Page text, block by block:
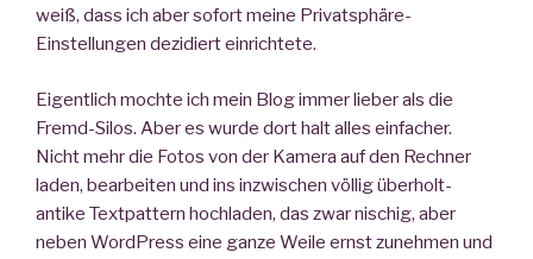
weiß, dass ich aber sofort meine Privatsphäre-
Einstellungen dezidiert einrichtete.
Eigentlich mochte ich mein Blog immer lieber als die
Fremd-Silos. Aber es wurde dort halt alles einfacher.
Nicht mehr die Fotos von der Kamera auf den Rechner
laden, bearbeiten und ins inzwischen völlig überholt-
antike Textpattern hochladen, das zwar nischig, aber
neben WordPress eine ganze Weile ernst zunehmen und